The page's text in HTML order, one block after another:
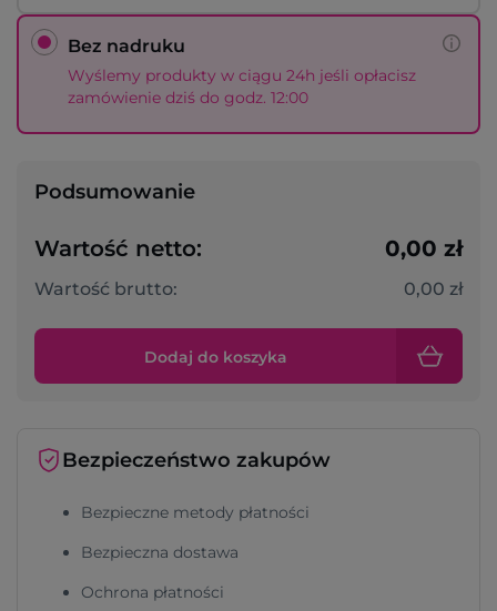
Bez nadruku
Wyślemy produkty w ciągu 24h jeśli opłacisz
zamówienie dziś do godz. 12:00
Podsumowanie
Wartość netto: 0,00 zł
Wartość brutto: 0,00 zł
Dodaj do koszyka
Bezpieczeństwo zakupów
Bezpieczne metody płatności
Bezpieczna dostawa
Ochrona płatności